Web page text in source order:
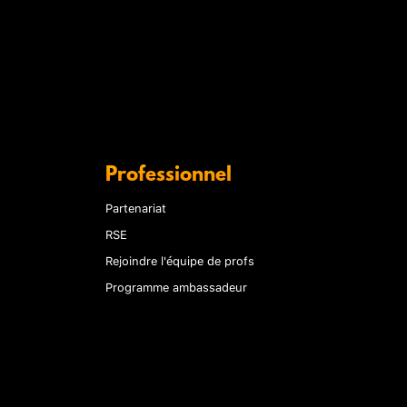
Professionnel
Partenariat
RSE
Rejoindre l'équipe de profs
Programme ambassadeur